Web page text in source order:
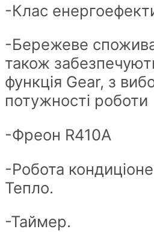
-Клас
-Бережеве
також
функція Gear, з
потужності роботи
-Фреон R410A
-Робота
Тепло.
-Таймер.